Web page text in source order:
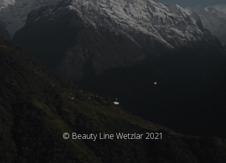
© Beauty Line Wetzlar 2021